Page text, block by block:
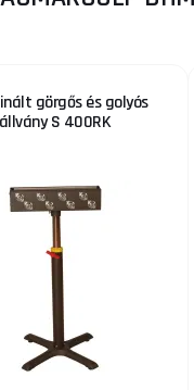
görgős és golyós
állvány S 400RK